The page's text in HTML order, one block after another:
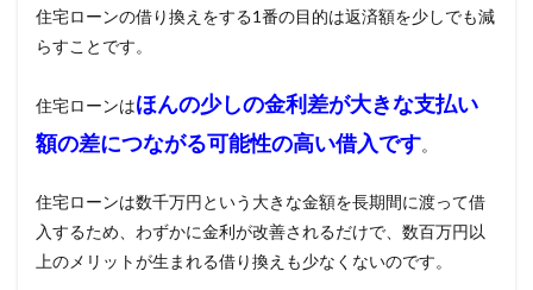
行）
6
め
住宅ローンの借り換えをする1番の目的は返済額を少しでも減
らすことです。
住宅ローンはほんの少しの金利差が大きな支払い
額の差につながる可能性の高い借入です。
住宅ローンは数千万円という大きな金額を長期間に渡って借
入するため、わずかに金利が改善されるだけで、数百万円以
上のメリットが生まれる借り換えも少なくないのです。